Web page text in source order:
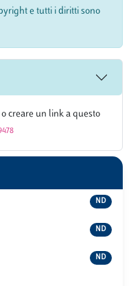
e tutti i diritti sono
creare un link a questo
ND
ND
ND